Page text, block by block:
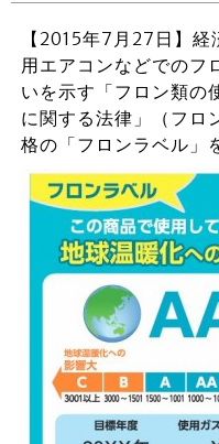
【2015年7月27日】
用エアコンなどでのフ
いを示す「フロン類の
に関する法律」（フロ
格の「フロンラベル」